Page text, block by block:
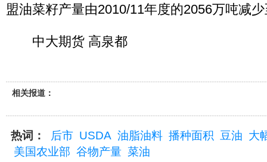
盟油菜籽产量由2010/11年度的2056万吨减
中大期货 高泉都
相关报道：
热词： 后市 USDA 油脂油料 播种面积 豆油 大
美国农业部 谷物产量 菜油